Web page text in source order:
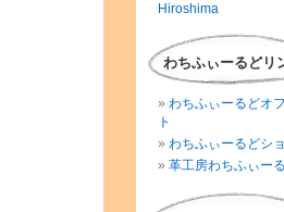
Hiroshima
わちふぃーるどリ
わちふぃーるどオ
ト
わちふぃーるどシ
革工房わちふぃー